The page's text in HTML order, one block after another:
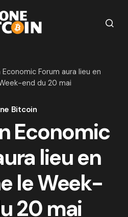
Forum aura lieu en
end du 20 mai
Bitcoin
Economic
lieu en
le Week-
20 mai